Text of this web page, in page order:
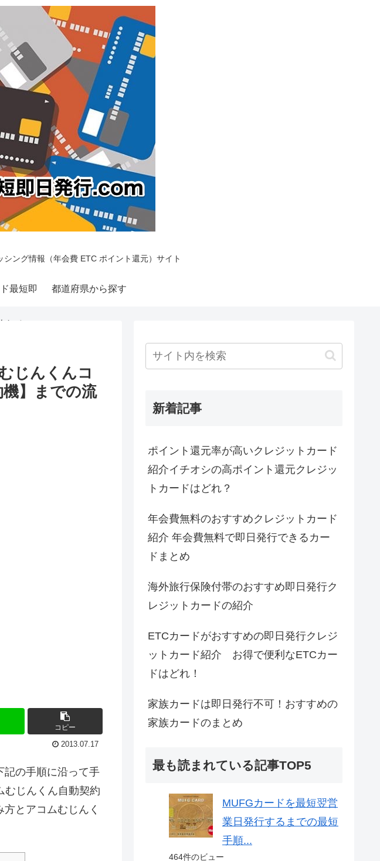
ング情報（年会費 ETC ポイント還元）サイト
最短即
れる！
都道府県から探す
じんくんコ
】までの流
コピー
2013.07.17
記の手順に沿って手
むじんくん自動契約
とアコムむじんく
新着記事
ポイント還元率が高いクレジットカード
紹介イチオシの高ポイント還元クレジッ
トカードはどれ？
年会費無料のおすすめクレジットカード
紹介 年会費無料で即日発行できるカー
ドまとめ
海外旅行保険付帯のおすすめ即日発行ク
レジットカードの紹介
ETCカードがおすすめの即日発行クレジ
ットカード紹介 お得で便利なETCカー
ドはどれ！
家族カードは即日発行不可！おすすめの
家族カードのまとめ
最も読まれている記事TOP5
MUFGカードを最短翌営
業日発行するまでの最短
手順...
464件のビュー